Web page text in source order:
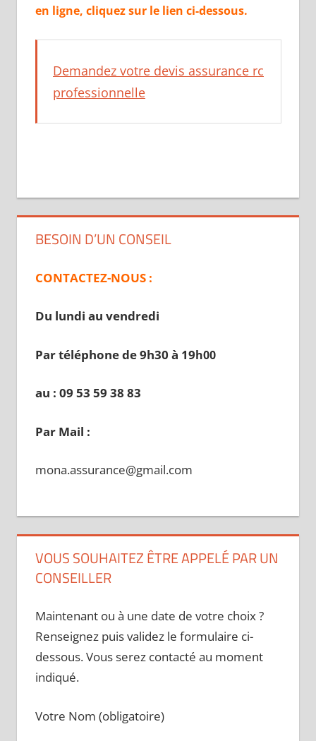
en ligne, cliquez sur le lien ci-dessous.
Demandez votre devis assurance rc
professionnelle
BESOIN D’UN CONSEIL
CONTACTEZ-NOUS :
Du lundi au vendredi
Par téléphone de 9h30 à 19h00
au : 09 53 59 38 83
Par Mail :
mona.assurance@gmail.com
VOUS SOUHAITEZ ÊTRE APPELÉ PAR UN
CONSEILLER
Maintenant ou à une date de votre choix ?
Renseignez puis validez le formulaire ci-
dessous. Vous serez contacté au moment
indiqué.
Votre Nom (obligatoire)